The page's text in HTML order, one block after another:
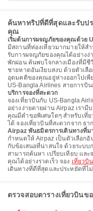
ค้นหาทริปที่ดีที่สุดและรับป
คุณ
เริ่มต้นการผจญภัยของคุณด้วย
มีสถานที่ท่องเที่ยวมากมายให้
รับการผจญภัยของคุณได้อย่างง่
พักผ่อน ค้นพบใจกลางเมืองที่มี
ชายหาดอันเงียบสงบ ด้วยตัวเ
อุดมคติของคุณอยู่ห่างออกไปเพี
US-Bangla Airlines สายการ
บริการจองที่สะดวก
จองเที่ยวบินกับ US-Bangla
อย่างง่ายดายผ่าน Airpaz เรามี
คุณมีคำขอพิเศษใดๆ สำหรับเที่
ได้ จองเที่ยวบินที่สะดวกจาก ธา
Airpaz พันธมิตรการเดินทางที่
กําหนดให้ Airpaz เป็นตัวเลือก
กับข้อเสนอที่น่าสนใจ ด้วยระบ
สามารถค้นหา เปรียบเทียบ แล
คุณได้อย่างรวดเร็ว จอง เที่ยวบิ
เดินทางที่ดีที่สุดและประหยัดที่ไ
ตรวจสอบตารางเที่ยวบินข